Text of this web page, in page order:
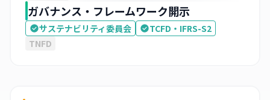
ガバナンス・フレームワーク開示
サステナビリティ委員会
TCFD・IFRS-S2
TNFD